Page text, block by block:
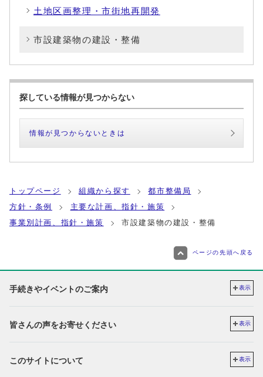
土地区画整理・市街地再開発
市設建築物の建設・整備
探している情報が見つからない
情報が見つからないときは
トップページ 組織から探す
都市整備局
方針・条例
主要な計画、指針・施策
事業別計画、指針・施策
市設建築物の建設・整備
ページの先頭へ戻る
手続きやイベントのご案内 表示
皆さんの声をお寄せください 表示
このサイトについて 表示